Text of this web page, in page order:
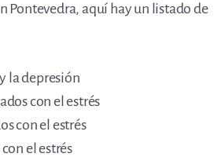
Pontevedra, aquí hay un listado de
la depresión
con el estrés
con el estrés
el estrés